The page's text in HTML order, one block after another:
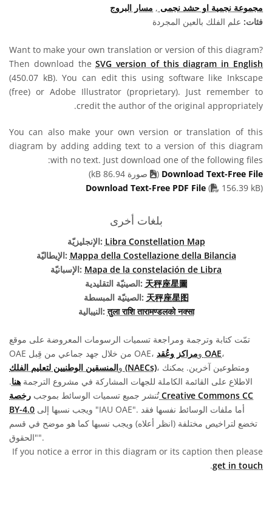
مجموعة نجمية او حشد نجمى , مسار البروج
فئات: علم الفلك بالعين المجردة
Want to make your own translation or version of this diagram?
Then download theSVG version of this diagram in English
(450.07 kB). You can edit this using software like Inkscape
(free) or Adobe Illustrator (proprietary). Just remember to
credit the author of the original appropriately.
You can also make your own version or translation of this
diagram by adding adding text to a version of this diagram
with no text. Just download one of the following files:
Download Text-Free File
(
صورة 86.94 kB)
Download Text-Free PDF File (
PDF file 156.39 kB)
بلغات أخرى
الإنجليزيّة: Libra Constellation Map
الإيطاليّة: Mappa della Costellazione della Bilancia
الإسبانيّة: Mapa de la constelación de Libra
الصينيّة التقليدية: 天秤座星圖
الصينيّة المبسطة: 天秤座星图
النيبالية:तुला राशि तारामण्डलको नक्सा
تمّت كتابة وترجمة ومراجعة تسميات الرسومات المعروضة على موقع
OAE من خلال جهد جماعي من قِبل OAE، و مراكز وعُقد OAE،
و المنسقين الوطنيين لتعليم الفلك (NAECs)، ومتطوعين آخرين. يمكنك
الاطلاع على القائمة الكاملة للجهات المشاركة في مشروع الترجمة هنا.
تُنشر جميع تسميات الوسائط بموجب رخصة Creative Commons CC
BY-4.0
تخضع لتراخيص مختلفة (انظر أعلاه) ويجب نسبها كما هو موضح في قسم
"الحقوق".
If you notice a error in this diagram or its caption then please
get in touch
.